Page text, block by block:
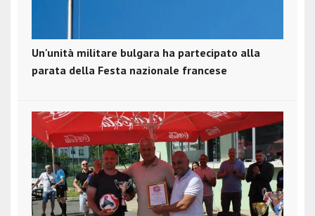
Un'unità militare bulgara ha partecipato alla
parata della Festa nazionale francese